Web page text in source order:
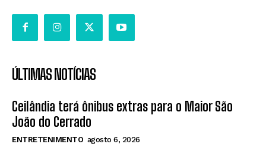
ÚLTIMAS NOTÍCIAS
Ceilândia terá ônibus extras para o Maior São
João do Cerrado
ENTRETENIMENTO agosto 6, 2026